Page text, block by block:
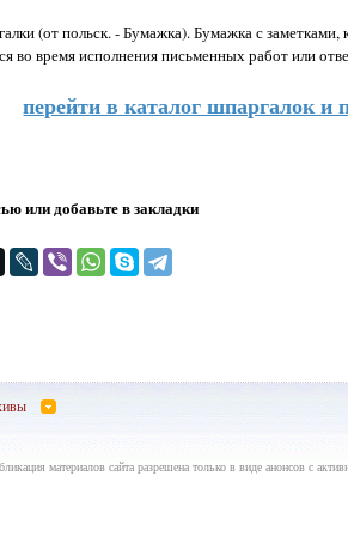
(от польск. - Бумажка). Бумажка с
во время исполнения письменных работ или
перейти в каталог шпаргалок и
или добавьте в закладки
материалов сайта разрешена только в виде анонсов с